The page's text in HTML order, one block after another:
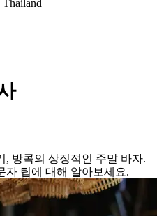
Thailand
, 방콕의 상징적인 주말 바자.
자 팁에 대해 알아보세요.